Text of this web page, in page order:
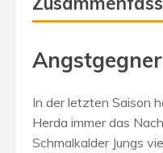
In der letzten Saison
Herda immer das
Schmalkalder Jungs